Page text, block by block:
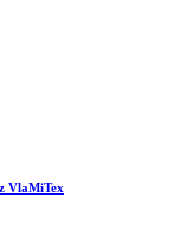
VlaMiTex